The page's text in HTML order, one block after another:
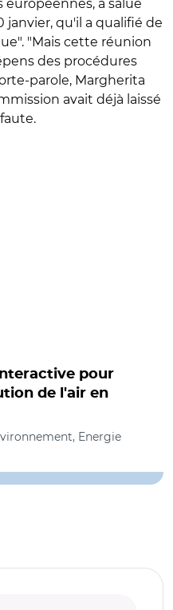
européennes, a salué
qu'il a qualifié de
"Mais cette réunion
des procédures
parole, Margherita
avait déjà laissé
pour
de l'air en
Energie